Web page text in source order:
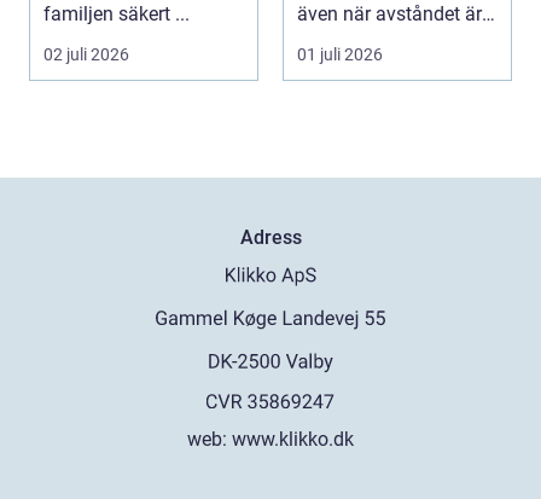
familjen säkert ...
02 juli 2026
även när avståndet är
stort ell...
01 juli 2026
Adress
web: www.klikko.dk